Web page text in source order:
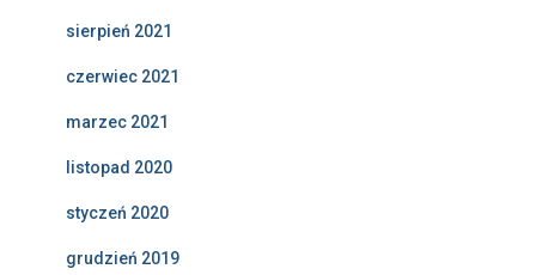
sierpień 2021
czerwiec 2021
marzec 2021
listopad 2020
styczeń 2020
grudzień 2019